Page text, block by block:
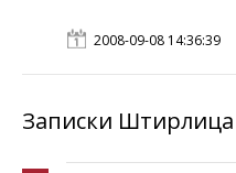
2008-09-08 14:36:39
Записки Штирлица